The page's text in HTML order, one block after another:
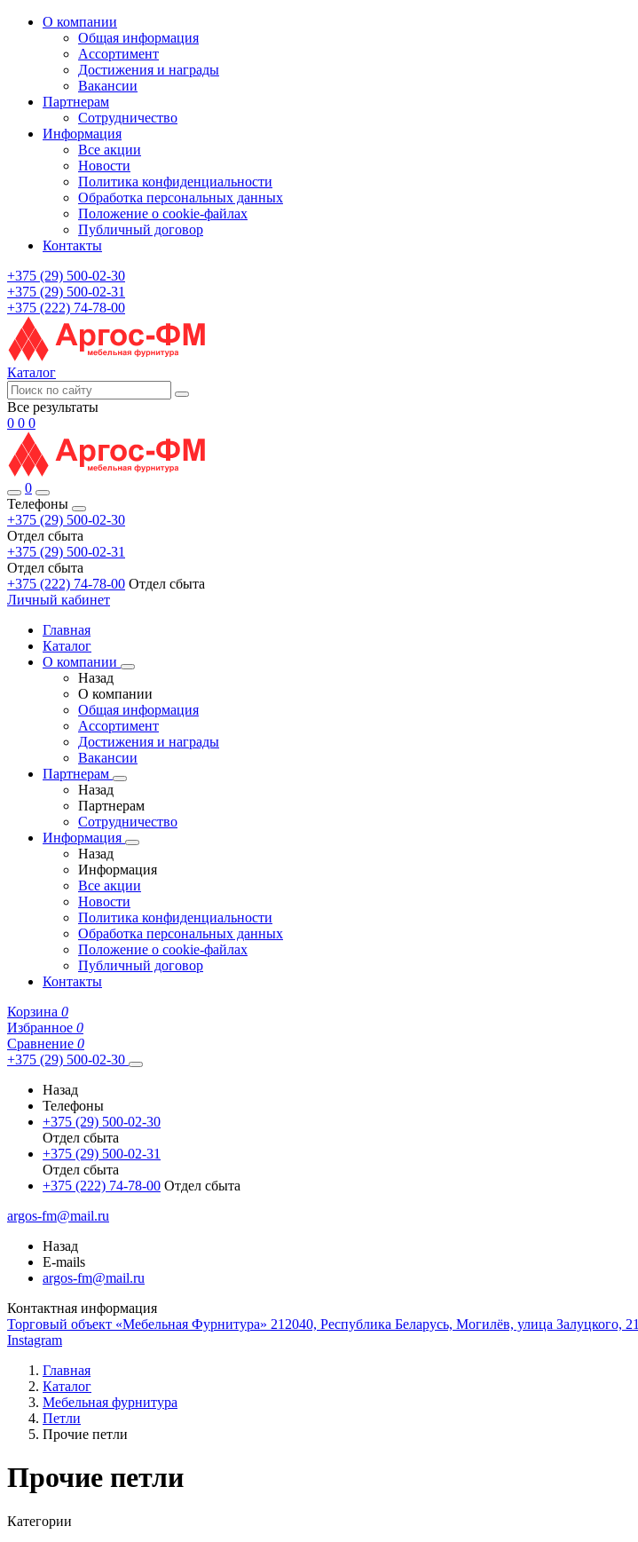
О компании
Общая информация
Ассортимент
Достижения и награды
Вакансии
Партнерам
Сотрудничество
Информация
Все акции
Новости
Политика конфиденциальности
Обработка персональных данных
Положение о cookie-файлах
Публичный договор
Контакты
+375 (29) 500-02-30
+375 (29) 500-02-31
+375 (222) 74-78-00
Каталог
Все результаты
0 0 0
0
Телефоны
+375 (29) 500-02-30
Отдел сбыта
+375 (29) 500-02-31
Отдел сбыта
+375 (222) 74-78-00 Отдел сбыта
Личный кабинет
Главная
Каталог
О компании
Назад
О компании
Общая информация
Ассортимент
Достижения и награды
Вакансии
Партнерам
Назад
Партнерам
Сотрудничество
Информация
Назад
Информация
Все акции
Новости
Политика конфиденциальности
Обработка персональных данных
Положение о cookie-файлах
Публичный договор
Контакты
Корзина 0
Избранное 0
Сравнение 0
+375 (29) 500-02-30
Назад
Телефоны
+375 (29) 500-02-30
Отдел сбыта
+375 (29) 500-02-31
Отдел сбыта
+375 (222) 74-78-00 Отдел сбыта
argos-fm@mail.ru
Назад
E-mails
argos-fm@mail.ru
Контактная информация
Торговый объект «Мебельная Фурнитура» 212040, Республика Беларусь, Могилёв, улица Залуцкого, 21
Instagram
Главная
Каталог
Мебельная фурнитура
Петли
Прочие петли
Прочие петли
Категории